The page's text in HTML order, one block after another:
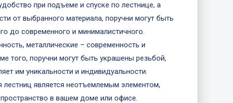
при подъеме и спуске по лестнице, а
от выбранного материала, поручни могут быть
до современного и минималистичного.
металлические – современность и
того, поручни могут быть украшены резьбой,
им уникальности и индивидуальности.
лестниц является неотъемлемым элементом,
в вашем доме или офисе.